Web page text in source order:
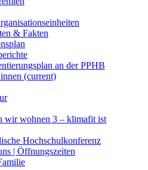
& Fakten
an der PPHB
(current)
wir wohnen 3 – klimafit ist
Hochschulkonferenz
| Öffnungszeiten